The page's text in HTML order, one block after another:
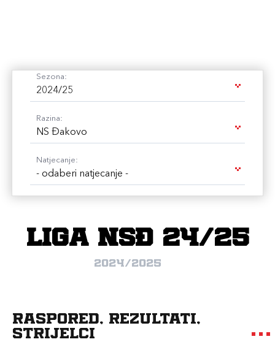
Sezona:
2024/25
Razina:
NS Đakovo
Natjecanje:
- odaberi natjecanje -
Liga NSĐ 24/25
2024/2025
Raspored, rezultati,
strijelci